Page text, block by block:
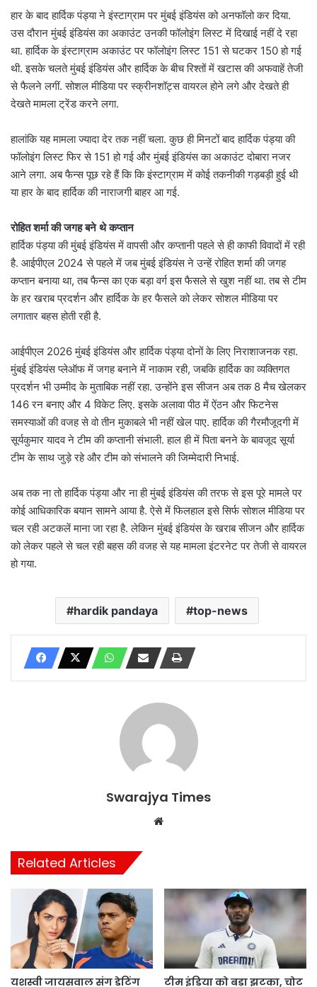
हार के बाद हार्दिक पंड्या ने इंस्टाग्राम पर मुंबई इंडियंस को अनफॉलो कर दिया.
उस दौरान मुंबई इंडियंस का अकाउंट उनकी फॉलोइंग लिस्ट में दिखाई नहीं दे रहा
था. हार्दिक के इंस्टाग्राम अकाउंट पर फॉलोइंग लिस्ट 151 से घटकर 150 हो गई
थी. इसके चलते मुंबई इंडियंस और हार्दिक के बीच रिश्तों में खटास की अफवाहें तेजी
से फैलने लगीं. सोशल मीडिया पर स्क्रीनशॉट्स वायरल होने लगे और देखते ही
देखते मामला ट्रेंड करने लगा.
हालांकि यह मामला ज्यादा देर तक नहीं चला. कुछ ही मिनटों बाद हार्दिक पंड्या की
फॉलोइंग लिस्ट फिर से 151 हो गई और मुंबई इंडियंस का अकाउंट दोबारा नजर
आने लगा. अब फैन्स पूछ रहे हैं कि कि इंस्टाग्राम में कोई तकनीकी गड़बड़ी हुई थी
या हार के बाद हार्दिक की नाराजगी बाहर आ गई.
रोहित शर्मा की जगह बने थे कप्तान
हार्दिक पंड्या की मुंबई इंडियंस में वापसी और कप्तानी पहले से ही काफी विवादों में रही
है. आईपीएल 2024 से पहले में जब मुंबई इंडियंस ने उन्हें रोहित शर्मा की जगह
कप्तान बनाया था, तब फैन्स का एक बड़ा वर्ग इस फैसले से खुश नहीं था. तब से टीम
के हर खराब प्रदर्शन और हार्दिक के हर फैसले को लेकर सोशल मीडिया पर
लगातार बहस होती रही है.
आईपीएल 2026 मुंबई इंडियंस और हार्दिक पंड्या दोनों के लिए निराशाजनक रहा.
मुंबई इंडियंस प्लेऑफ में जगह बनाने में नाकाम रही, जबकि हार्दिक का व्यक्तिगत
प्रदर्शन भी उम्मीद के मुताबिक नहीं रहा. उन्होंने इस सीजन अब तक 8 मैच खेलकर
146 रन बनाए और 4 विकेट लिए. इसके अलावा पीठ में ऐंठन और फिटनेस
समस्याओं की वजह से वो तीन मुकाबले भी नहीं खेल पाए. हार्दिक की गैरमौजूदगी में
सूर्यकुमार यादव ने टीम की कप्तानी संभाली. हाल ही में पिता बनने के बावजूद सूर्या
टीम के साथ जुड़े रहे और टीम को संभालने की जिम्मेदारी निभाई.
अब तक ना तो हार्दिक पंड्या और ना ही मुंबई इंडियंस की तरफ से इस पूरे मामले पर
कोई आधिकारिक बयान सामने आया है. ऐसे में फिलहाल इसे सिर्फ सोशल मीडिया पर
चल रही अटकलें माना जा रहा है. लेकिन मुंबई इंडियंस के खराब सीजन और हार्दिक
को लेकर पहले से चल रही बहस की वजह से यह मामला इंटरनेट पर तेजी से वायरल
हो गया.
hardik pandaya top-news
Swarajya Times
Related Articles
यशस्वी जायसवाल संग डेटिंग टीम इंडिया को बड़ा झटका, चोट